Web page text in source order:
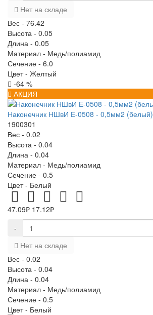
Нет на складе
Вес - 76.42
Высота - 0.05
Длина - 0.05
Материал - Медь/полиамид
Сечение - 6.0
Цвет - Желтый
-64 %
АКЦИЯ
Наконечник НШвИ Е-0508 - 0,5мм2 (белый)
1900301
Вес - 0.02
Высота - 0.04
Длина - 0.04
Материал - Медь/полиамид
Сечение - 0.5
Цвет - Белый
47.09₽ 17.12₽
-
Нет на складе
Вес - 0.02
Высота - 0.04
Длина - 0.04
Материал - Медь/полиамид
Сечение - 0.5
Цвет - Белый